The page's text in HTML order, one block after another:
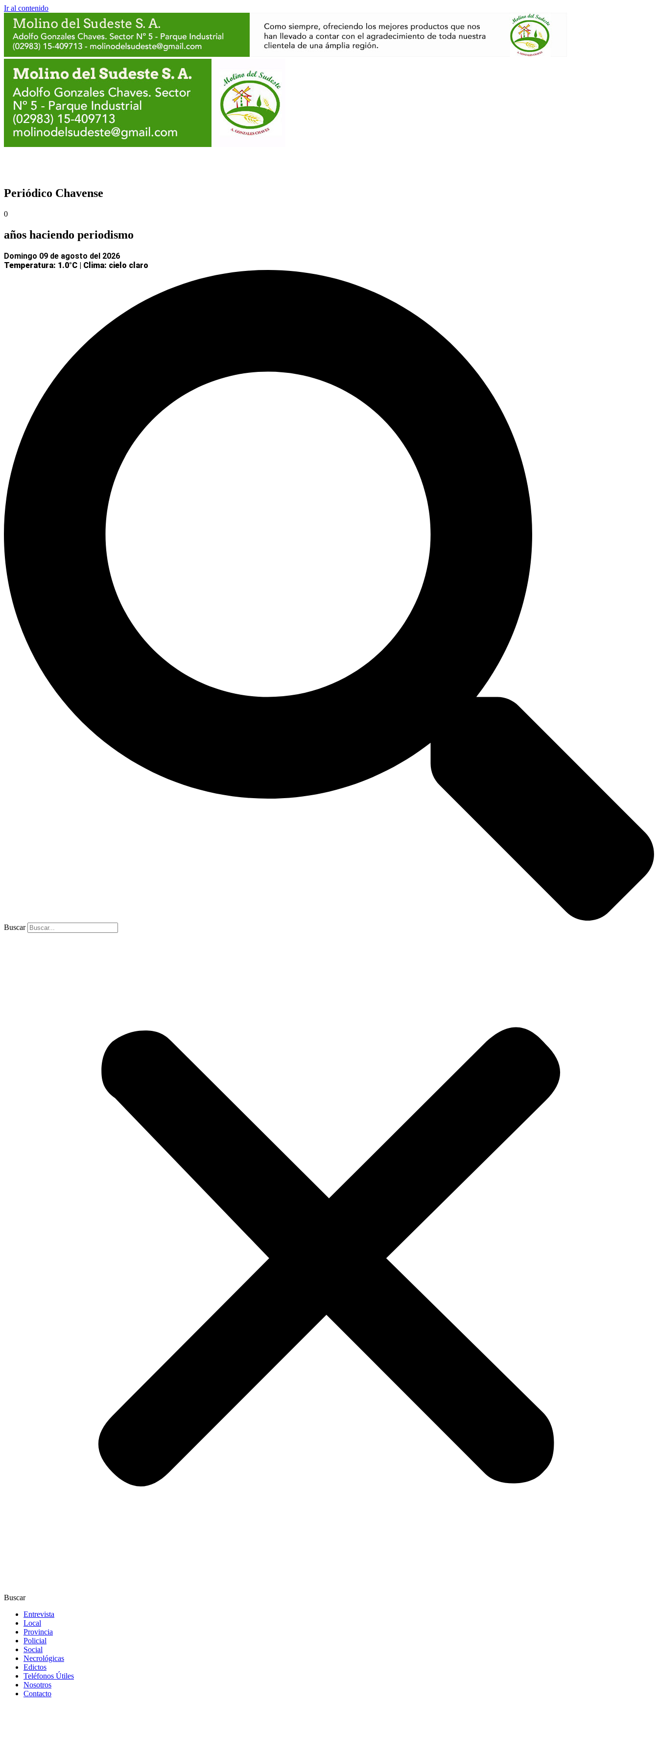
Ir al contenido
Periódico Chavense
0
años haciendo periodismo
domingo 09 de agosto del 2026
Temperatura: 1.0°C | Clima: cielo claro
Buscar
Buscar
Entrevista
Local
Provincia
Policial
Social
Necrológicas
Edictos
Teléfonos Útiles
Nosotros
Contacto